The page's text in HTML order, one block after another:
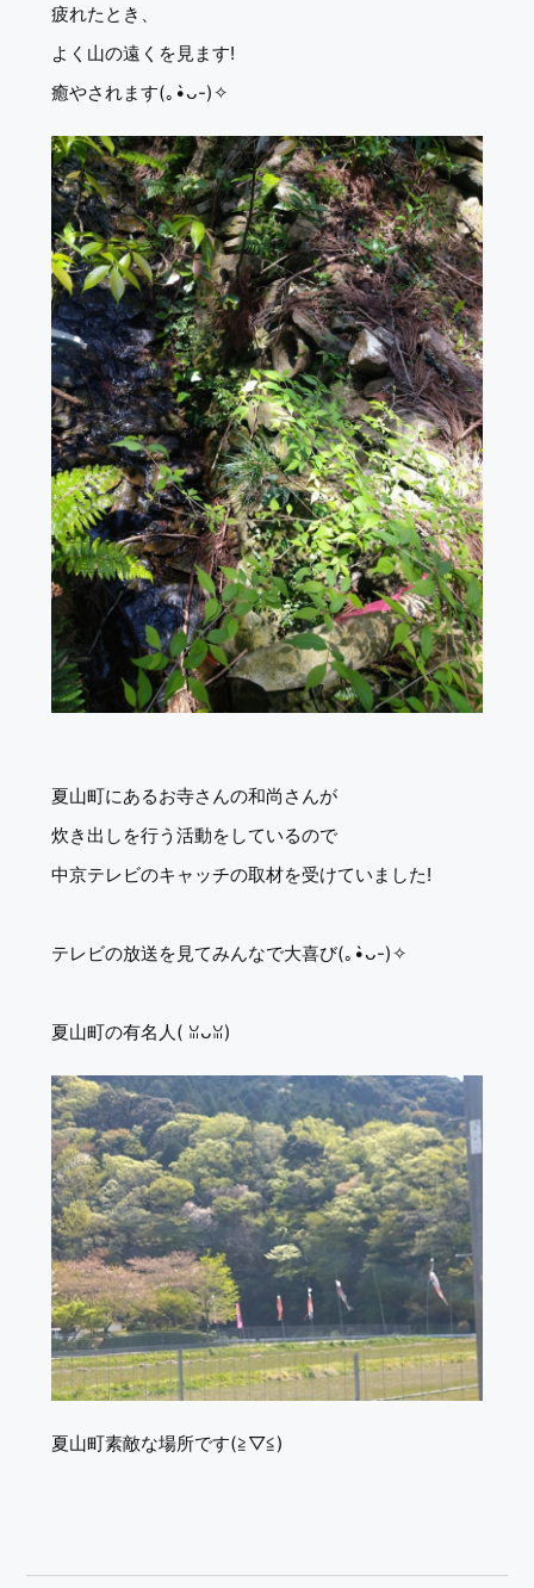
疲れたとき、
よく山の遠くを見ます!
癒やされます(｡•̀ᴗ-)✧
夏山町にあるお寺さんの和尚さんが
炊き出しを行う活動をしているので
中京テレビのキャッチの取材を受けていました!
テレビの放送を見てみんなで大喜び(｡•̀ᴗ-)✧
夏山町の有名人( ꈍᴗꈍ)
夏山町素敵な場所です(≧▽≦)